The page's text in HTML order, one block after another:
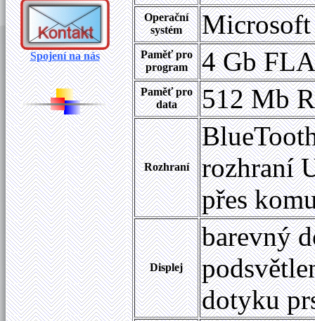
Spojení na nás
Operační
systém
Microsoft
Paměť pro
program
4 Gb
Paměť pro
data
512 Mb
Rozhraní
rozhraní
přes
Displej
barevný
dotyku